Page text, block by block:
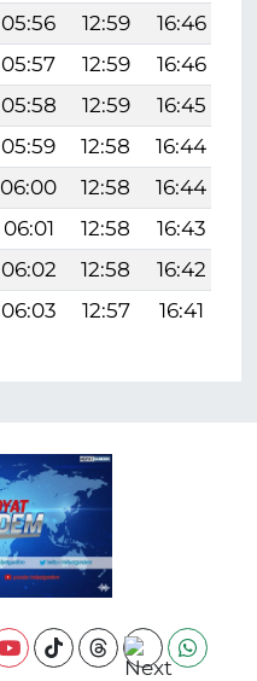
05:56 12:59 16:46
05:57 12:59 16:46
05:58 12:59 16:45
05:59 12:58 16:44
06:00 12:58 16:44
06:01 12:58 16:43
06:02 12:58 16:42
06:03 12:57 16:41